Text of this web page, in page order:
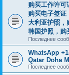
购买工作许
购买电子签证
大利亚护照，
韩国护照，购
Последнее
WhatsApp
Qatar Doha
Последнее